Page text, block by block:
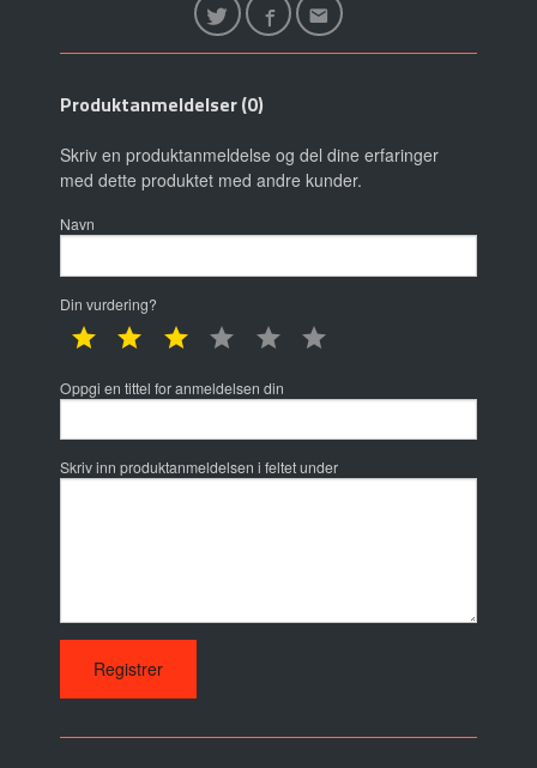
Produktanmeldelser (0)
Skriv en produktanmeldelse og del dine erfaringer
med dette produktet med andre kunder.
Navn
Din vurdering?
1 star 2 star 3 star 4 star 5 star
Oppgi en tittel for anmeldelsen din
Skriv inn produktanmeldelsen i feltet under